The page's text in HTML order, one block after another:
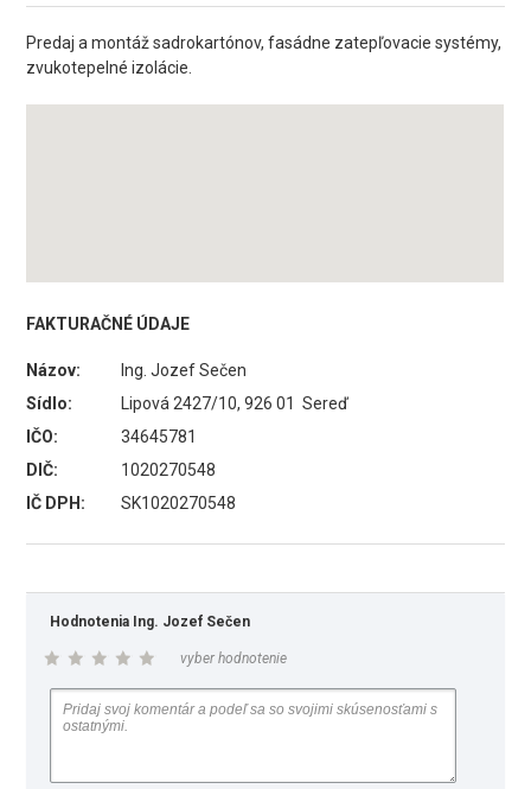
Predaj a montáž sadrokartónov, fasádne zatepľovacie systémy,
zvukotepelné izolácie.
FAKTURAČNÉ ÚDAJE
Názov:
Ing. Jozef Sečen
Sídlo:
Lipová 2427/10, 926 01 Sereď
IČO:
34645781
DIČ:
1020270548
IČ DPH:
SK1020270548
Hodnotenia Ing. Jozef Sečen
vyber hodnotenie